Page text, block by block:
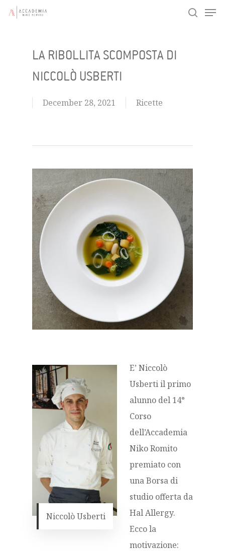
Skip
LA RIBOLLITA SCOMPOSTA DI
NICCOLÒ USBERTI
December 28, 2021 Ricette
Niccolò Usberti
E’ Niccolò
Usberti il primo
alunno del 14°
Corso
dell’Accademia
Niko Romito
premiato con
una Borsa di
studio offerta da
Hal Allergy.
Ecco la
motivazione: